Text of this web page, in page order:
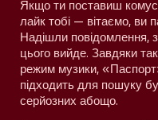
Якщо ти поставиш
лайк тобі — вітаємо, ви
Надішли повідомлення,
цього вийде. Завдяки
режим музики,
підходить для пошуку
серйозних абощо.